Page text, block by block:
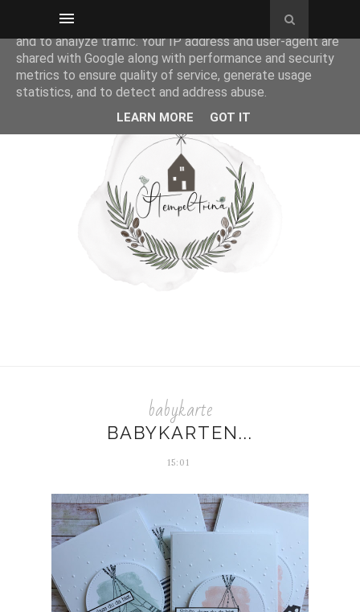
babykarte
BABYKARTEN...
15:01
This site uses cookies from Google to deliver its services
and to analyze traffic. Your IP address and user-agent are
shared with Google along with performance and security
metrics to ensure quality of service, generate usage
statistics, and to detect and address abuse.
LEARN MORE GOT IT